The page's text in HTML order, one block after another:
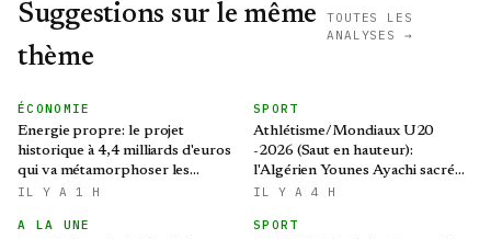
Suggestions sur le même
thème
TOUTES LES
ANALYSES →
ÉCONOMIE
Energie propre: le projet
historique à 4,4 milliards d'euros
qui va métamorphoser les
déchets en Algérie
IL Y A 1 H
SPORT
Athlétisme/Mondiaux U20
-2026 (Saut en hauteur):
l'Algérien Younes Ayachi sacré
champion du monde
IL Y A 4 H
A LA UNE
SPORT